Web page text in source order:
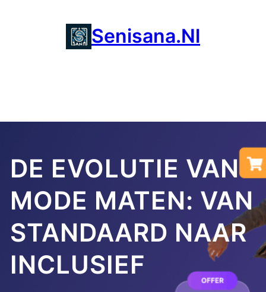
Senisana.nl
DE EVOLUTIE VAN
MODE MATEN: VAN
STANDAARD NAAR
INCLUSIEF